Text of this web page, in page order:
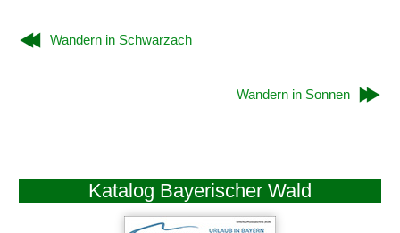
Wandern in Schwarzach
Wandern in Sonnen
Katalog Bayerischer Wald